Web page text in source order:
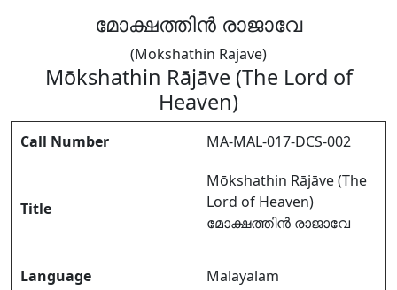
മോക്ഷത്തിൻ രാജാവേ
(Mokshathin Rajave)
Mōkshathin Rājāve (The Lord of
Heaven)
Call Number MA-MAL-017-DCS-002
Title
Mōkshathin Rājāve (The
Lord of Heaven)
മോക്ഷത്തിൻ രാജാവേ
Language
Malayalam